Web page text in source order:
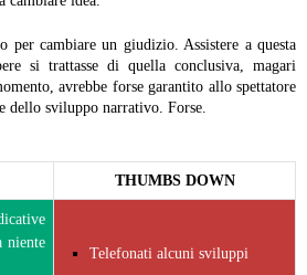
per cambiare un giudizio. Assistere a questa
si trattasse di quella conclusiva, magari
avrebbe forse garantito allo spettatore
dello sviluppo narrativo. Forse.
THUMBS DOWN
niente
Telefonati alcuni sviluppi